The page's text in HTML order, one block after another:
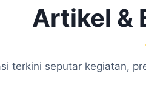
Artikel &
terkini seputar kegiatan,